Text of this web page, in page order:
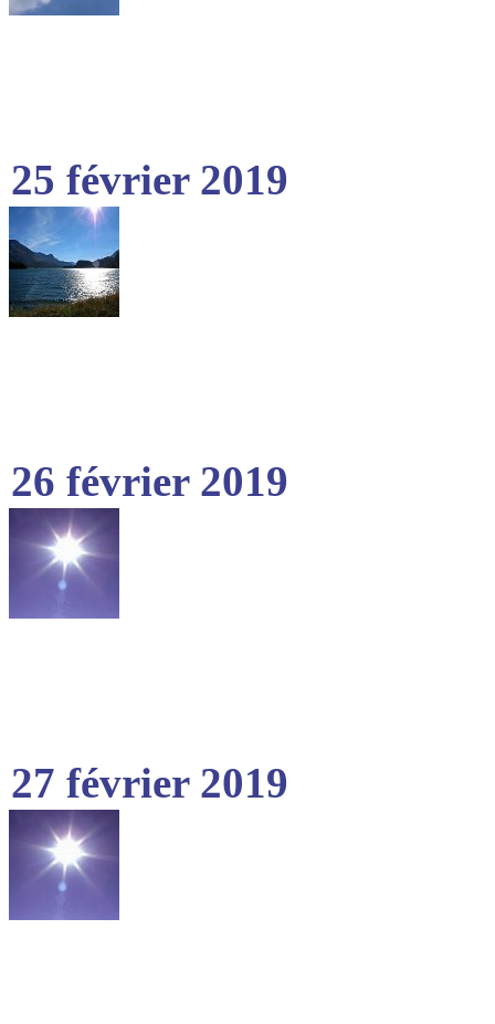
25 février 2019
26 février 2019
27 février 2019